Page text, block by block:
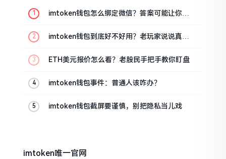
imtoken钱包怎么绑定微信？答案可能让你失
imtoken钱包到底好不好用？老玩家说说真实
ETH美元报价怎么看？老股民手把手教你盯盘
imtoken钱包事件：普通人该咋办？
imtoken钱包截屏要谨慎，别把隐私当儿戏
imtoken唯一官网